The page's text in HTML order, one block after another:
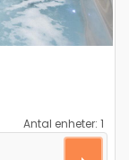
Antal enheter: 1
a